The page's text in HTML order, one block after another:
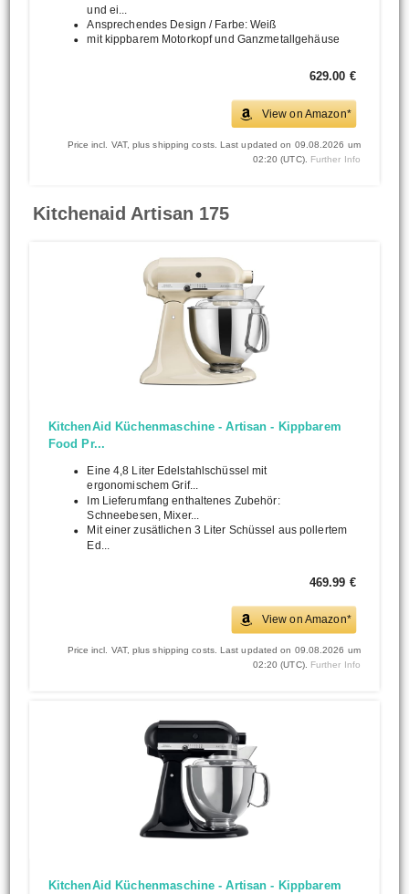
und ei...
Ansprechendes Design / Farbe: Weiß
mit kippbarem Motorkopf und Ganzmetallgehäuse
629.00 €
View on Amazon*
Price incl. VAT, plus shipping costs. Last updated on 09.08.2026 um
02:20 (UTC). Further Info
Kitchenaid Artisan 175
KitchenAid Küchenmaschine - Artisan - Kippbarem
Food Pr...
Eine 4,8 Liter Edelstahlschüssel mit
ergonomischem Grif...
Im Lieferumfang enthaltenes Zubehör:
Schneebesen, Mixer...
Mit einer zusätlichen 3 Liter Schüssel aus pollertem
Ed...
469.99 €
View on Amazon*
Price incl. VAT, plus shipping costs. Last updated on 09.08.2026 um
02:20 (UTC). Further Info
KitchenAid Küchenmaschine - Artisan - Kippbarem